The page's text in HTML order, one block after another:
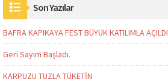
Son Yazılar
BAFRA KAPIKAYA FEST BÜYÜK KATILIMLA AÇILDI
Geri Sayım Başladı.
KARPUZU TUZLA TÜKETİN